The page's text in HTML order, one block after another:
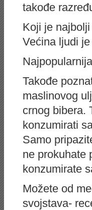
takođe
Koji je
Većina ljudi
Takođe
maslinovog
crnog bibera.
konzumirati
Samo
ne prokuhate
konzumirate
Možete od
svojstava-